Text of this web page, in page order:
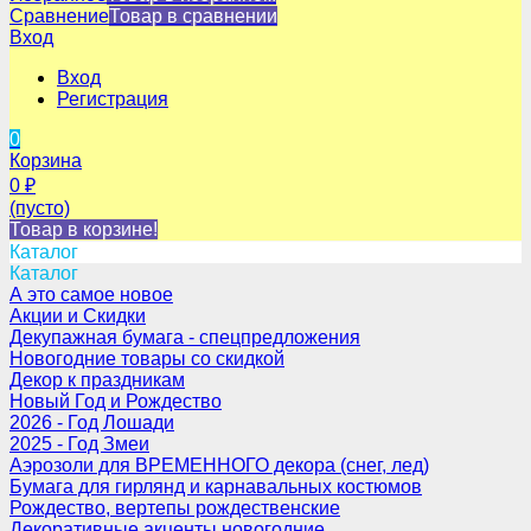
СравнениеТовар в сравнении
Вход
Вход
Регистрация
0
Корзина
0 ₽
(пусто)
Товар в корзине!
Каталог
Каталог
А это самое новое
Акции и Скидки
Декупажная бумага - спецпредложения
Новогодние товары со скидкой
Декор к праздникам
Новый Год и Рождество
2026 - Год Лошади
2025 - Год Змеи
Аэрозоли для ВРЕМЕННОГО декора (снег, лед)
Бумага для гирлянд и карнавальных костюмов
Рождество, вертепы рождественские